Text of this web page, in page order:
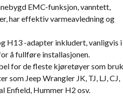
EMC-funksjon, vanntett,
har effektiv varmeavledning og
H13 -adapter inkludert, vanligvis
å fullføre installasjonen.
for de fleste kjøretøyer som
som Jeep Wrangler JK, TJ, LJ, CJ,
Enfield, Hummer H2 osv.